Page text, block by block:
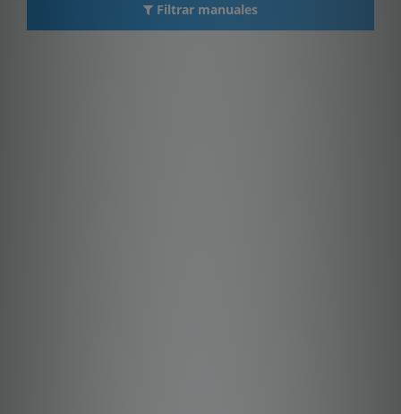
Filtrar manuales